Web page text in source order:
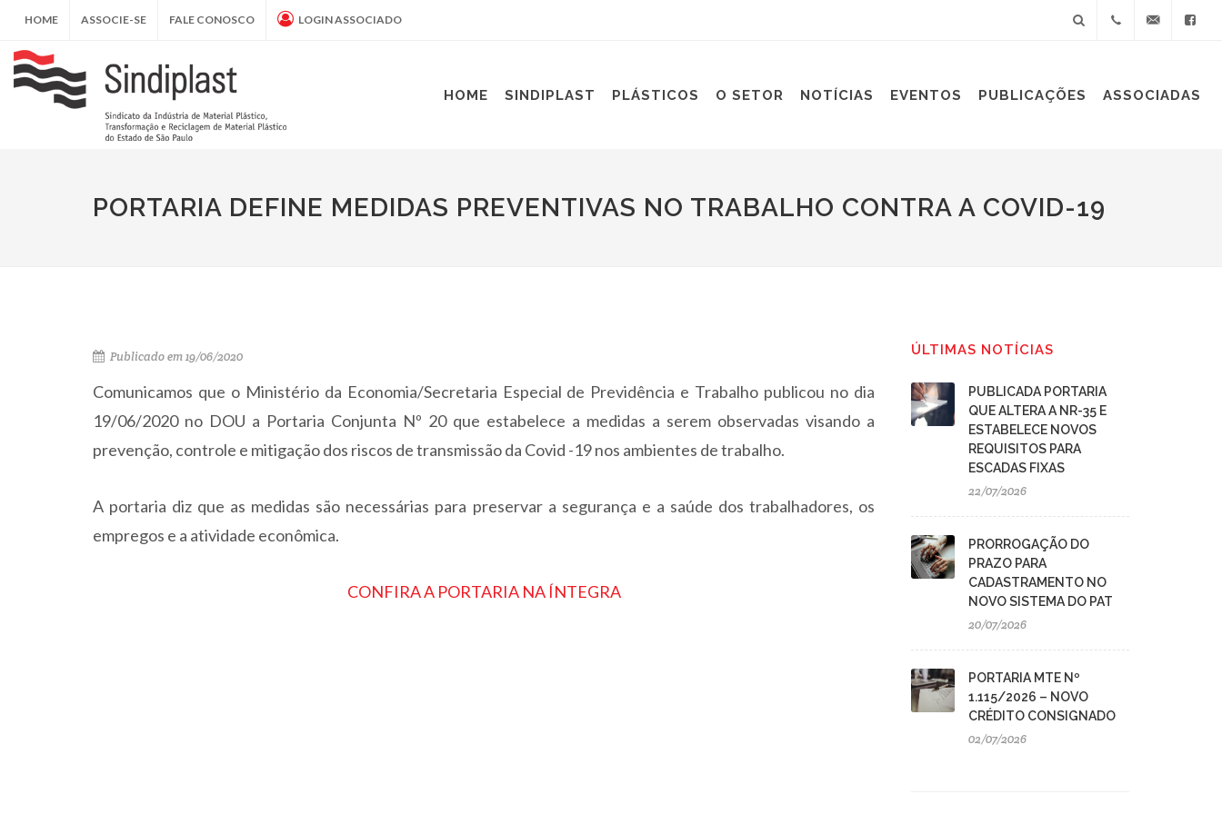
HOME ASSOCIE-SE FALE CONOSCO LOGIN ASSOCIADO
3060-
HOME SINDIPLAST PLÁSTICOS O SETOR NOTÍCIAS EVENTOS PUBLICAÇÕES ASSOCIADAS
PORTARIA DEFINE MEDIDAS PREVENTIVAS NO TRABALHO CONTRA A COVID-19
Publicado em 19/06/2020
Comunicamos que o Ministério da Economia/Secretaria Especial de Previdência e Trabalho publicou no dia
19/06/2020 no DOU a Portaria Conjunta Nº 20 que estabelece a medidas a serem observadas visando a
prevenção, controle e mitigação dos riscos de transmissão da Covid -19 nos ambientes de trabalho.
A portaria diz que as medidas são necessárias para preservar a segurança e a saúde dos trabalhadores, os
empregos e a atividade econômica.
CONFIRA A PORTARIA NA ÍNTEGRA
ÚLTIMAS NOTÍCIAS
PUBLICADA PORTARIA
QUE ALTERA A NR-35 E
ESTABELECE NOVOS
REQUISITOS PARA
ESCADAS FIXAS
22/07/2026
PRORROGAÇÃO DO
PRAZO PARA
CADASTRAMENTO NO
NOVO SISTEMA DO PAT
20/07/2026
PORTARIA MTE Nº
1.115/2026 – NOVO
CRÉDITO CONSIGNADO
02/07/2026